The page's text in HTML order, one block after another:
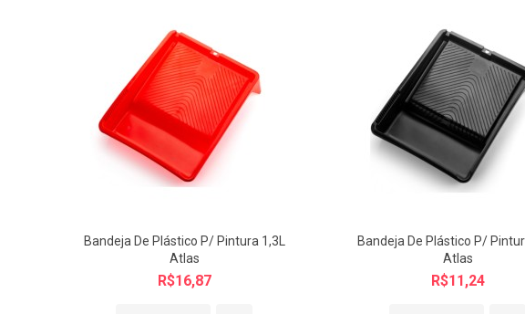
Bandeja De Plástico P/ Pintura 1,3L
Atlas
R$16,87
Bandeja De Plástico P/
Atlas
R$11,24